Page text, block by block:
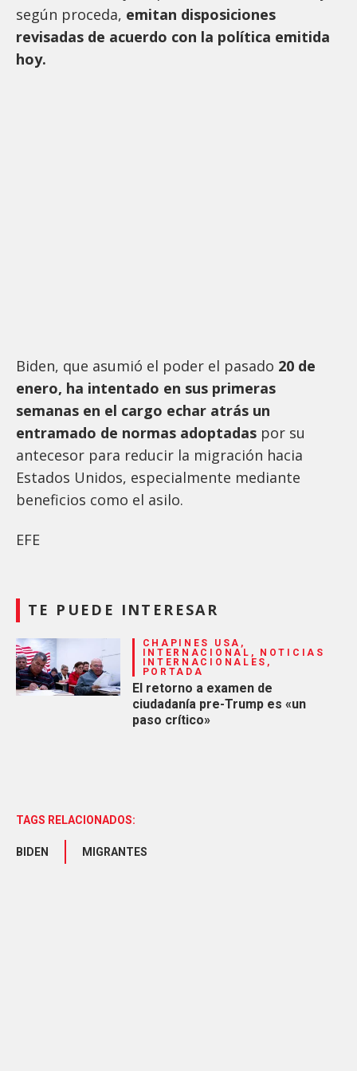
según proceda, emitan disposiciones
revisadas de acuerdo con la política emitida
hoy.
Biden, que asumió el poder el pasado 20 de
enero, ha intentado en sus primeras
semanas en el cargo echar atrás un
entramado de normas adoptadas por su
antecesor para reducir la migración hacia
Estados Unidos, especialmente mediante
beneficios como el asilo.
EFE
TE PUEDE INTERESAR
CHAPINES USA,
INTERNACIONAL, NOTICIAS
INTERNACIONALES,
PORTADA
El retorno a examen de
ciudadanía pre-Trump es «un
paso crítico»
TAGS RELACIONADOS:
BIDEN MIGRANTES